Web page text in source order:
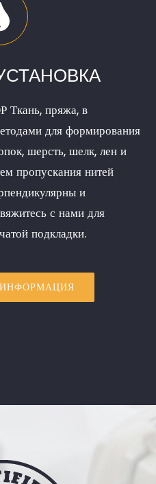
Ткань, пряжа, в
для формирования
шерсть, шелк, лен и
пропускания нитей
и
с нами для
подкладки.